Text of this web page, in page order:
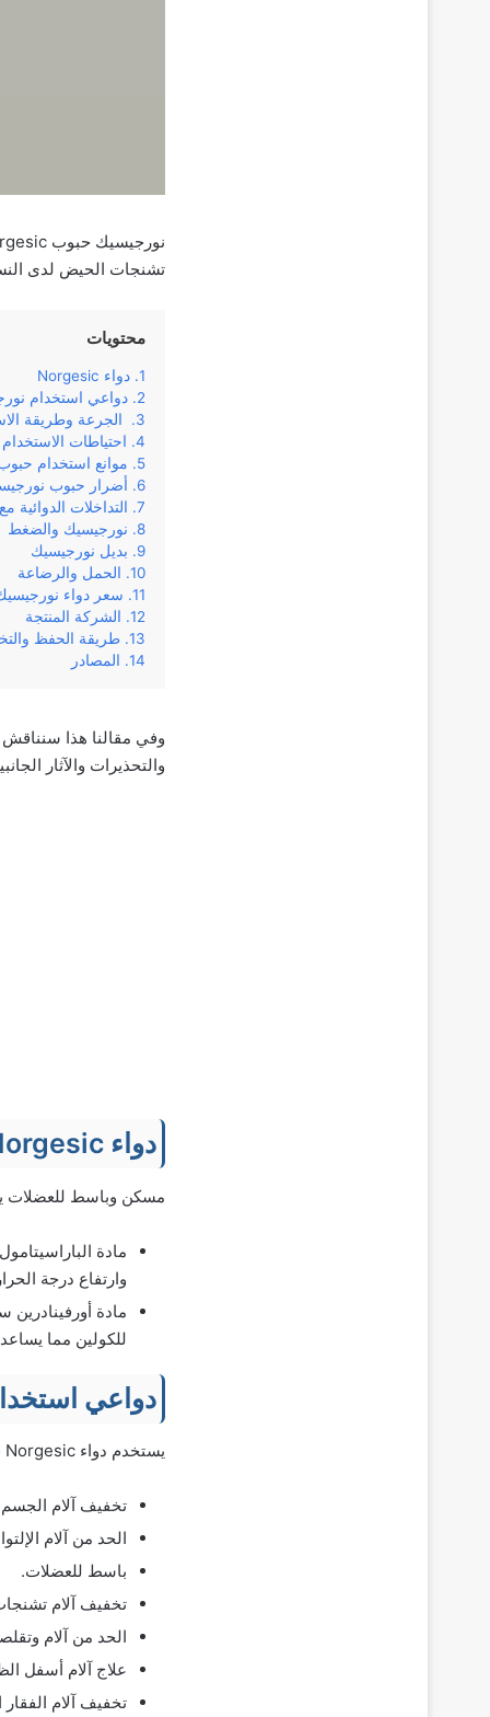
تشنجات الحيض لدى
محتويات
دواء Norgesic
دواعي استخدام
الجرعة وطريقة
احتياطات الاستخدام
موانع استخدام
أضرار حبوب
التداخلات
نورجيسيك والضغط
بديل نورجيسيك
الحمل والرضاعة
سعر دواء
الشركة المنتجة
طريقة الحفظ
المصادر
والتحذيرات والآثار
دواء Norgesic
مسكن وباسط
وارتفاع درجة
للكولين مما
دواعي
يستخدم دواء Norgesic في الحالات التالية:
تخفيف آلام
الحد من آلام
باسط للعضلات.
تخفيف آلام
الحد من آلام
علاج آلام أسفل
تخفيف آلام الفقار